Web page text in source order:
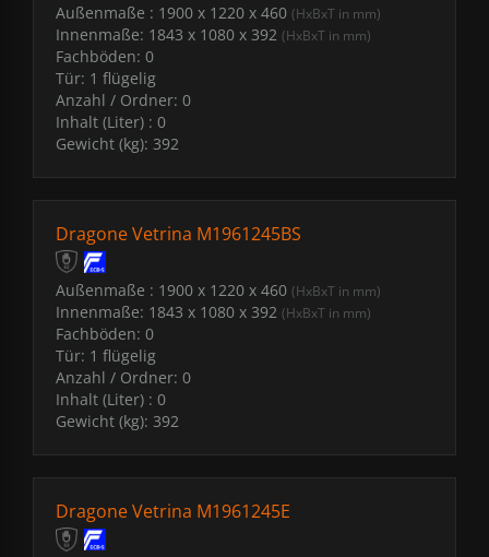
Außenmaße : 1900 x 1220 x 460 (HxBxT in mm)
Innenmaße: 1843 x 1080 x 392 (HxBxT in mm)
Fachböden: 0
Tür: 1 flügelig
Anzahl / Ordner: 0
Inhalt (Liter) : 0
Gewicht (kg): 392
Dragone Vetrina M1961245BS
Außenmaße : 1900 x 1220 x 460 (HxBxT in mm)
Innenmaße: 1843 x 1080 x 392 (HxBxT in mm)
Fachböden: 0
Tür: 1 flügelig
Anzahl / Ordner: 0
Inhalt (Liter) : 0
Gewicht (kg): 392
Dragone Vetrina M1961245E